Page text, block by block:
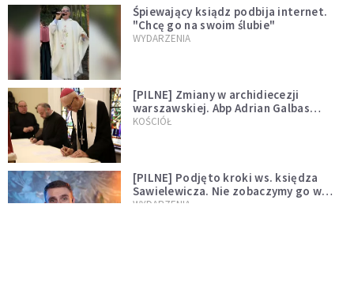
Śpiewający ksiądz podbija internet.
"Chcę go na swoim ślubie"
WYDARZENIA
[PILNE] Zmiany w archidiecezji
warszawskiej. Abp Adrian Galbas
wręczył dekrety nowym proboszczom
KOŚCIÓŁ
[PILNE] Podjęto kroki ws. księdza
Sawielewicza. Nie zobaczymy go w
mediach
WYDARZENIA